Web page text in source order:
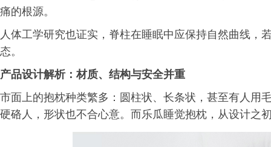
痛的根源。
人体工学研究也证实，脊柱在睡眠中应保持自然曲线，
态。
产品设计解析：材质、结构与安全并重
市面上的抱枕种类繁多：圆柱状、长条状，甚至有人
硬硌人，形状也不合心意。而乐瓜睡觉抱枕，从设计之